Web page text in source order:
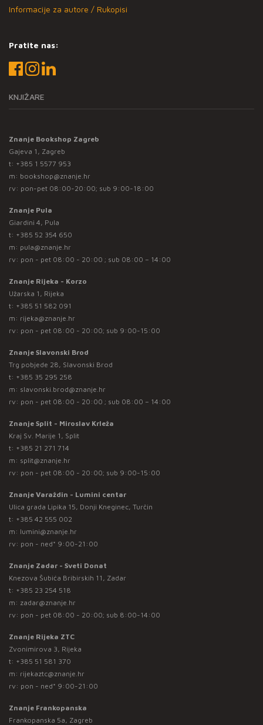
Informacije za autore / Rukopisi
Pratite nas:
KNJIŽARE
Znanje Bookshop Zagreb
Gajeva 1, Zagreb
t: +385 1 5577 953
m: bookshop@znanje.hr
rv: pon-pet 08:00-20:00; sub 9:00-18:00
Znanje Pula
Giardini 4, Pula
t: +385 52 354 650
m: pula@znanje.hr
rv: pon - pet 08:00 - 20:00 ; sub 08:00 – 14:00
Znanje Rijeka - Korzo
Užarska 1, Rijeka
t: +385 51 582 091
m: rijeka@znanje.hr
rv: pon - pet 08:00 - 20:00; sub 9:00-15:00
Znanje Slavonski Brod
Trg pobjede 28, Slavonski Brod
t: +385 35 295 258
m: slavonski.brod@znanje.hr
rv: pon - pet 08:00 - 20:00 ; sub 08:00 – 14:00
Znanje Split - Miroslav Krleža
Kraj Sv. Marije 1, Split
t: +385 21 271 714
m: split@znanje.hr
rv: pon - pet 08:00 - 20:00; sub 9:00-15:00
Znanje Varaždin - Lumini centar
Ulica grada Lipika 15, Donji Kneginec, Turčin
t: +385 42 555 002
m: lumini@znanje.hr
rv: pon - ned* 9:00-21:00
Znanje Zadar - Sveti Donat
Knezova Šubića Bribirskih 11, Zadar
t: +385 23 254 518
m: zadar@znanje.hr
rv: pon - pet 08:00 - 20:00; sub 8:00-14:00
Znanje Rijeka ZTC
Zvonimirova 3, Rijeka
t: +385 51 581 370
m: rijekaztc@znanje.hr
rv: pon - ned* 9:00-21:00
Znanje Frankopanska
Frankopanska 5a, Zagreb